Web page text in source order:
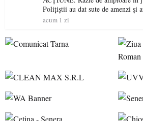
Polițiștii au dat sute de amenzi și
permis într-o singură zi
acum 1 zi